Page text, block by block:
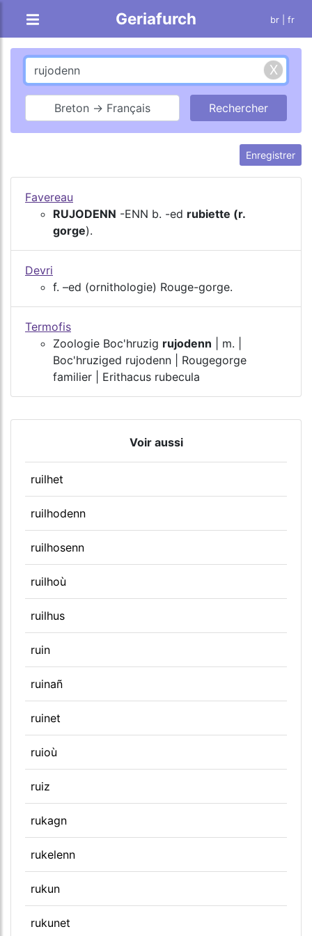
Geriafurch br | fr
Breton → Français
Enregistrer
Favereau
RUJODENN -ENN b. -ed rubiette (r.
gorge).
Devri
f. –ed (ornithologie) Rouge-gorge.
Termofis
Zoologie Boc'hruzig rujodenn | m. |
Boc'hruziged rujodenn | Rougegorge
familier | Erithacus rubecula
Voir aussi
ruilhet
ruilhodenn
ruilhosenn
ruilhoù
ruilhus
ruin
ruinañ
ruinet
ruioù
ruiz
rukagn
rukelenn
rukun
rukunet